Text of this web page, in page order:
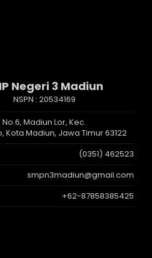
Negeri 3 Madiun
NSPN : 20534169
No.6, Madiun Lor, Kec.
Kota Madiun, Jawa Timur 63122
(0351) 462523
smpn3madiun@gmail.com
+62-87858385425